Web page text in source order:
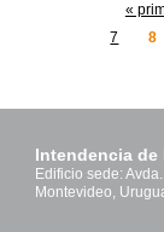
Páginas
«
7
8
Intendencia de
Edificio sede:
Montevideo,